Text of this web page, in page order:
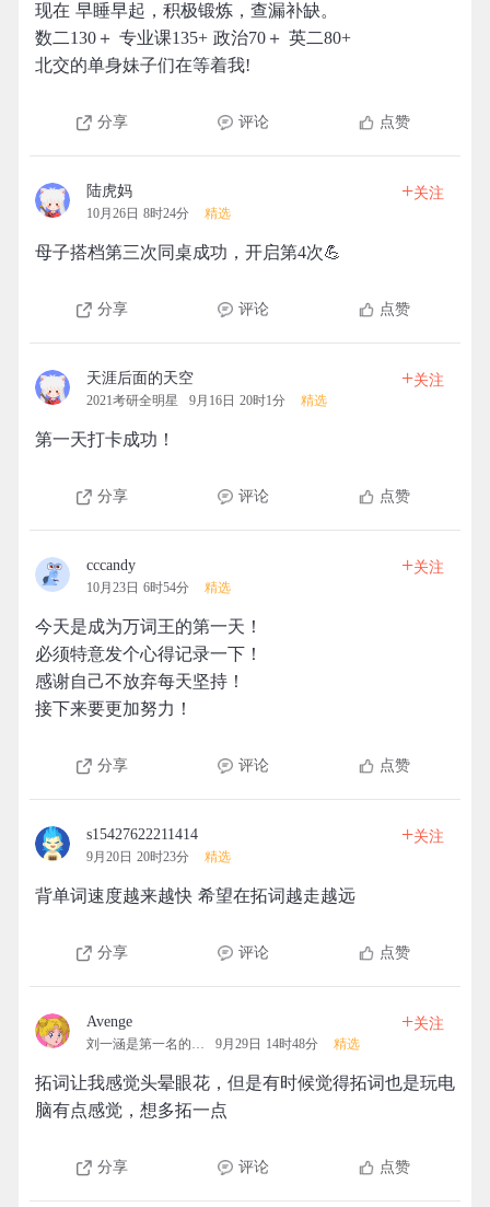
现在 早睡早起，积极锻炼，查漏补缺。
数二130＋ 专业课135+ 政治70＋ 英二80+
北交的单身妹子们在等着我!
分享 评论 点赞
陆虎妈
10月26日 8时24分 精选
+关注
母子搭档第三次同桌成功，开启第4次💪
分享 评论 点赞
天涯后面的天空
2021考研全明星 9月16日 20时1分 精选
+关注
第一天打卡成功！
分享 评论 点赞
cccandy
10月23日 6时54分 精选
+关注
今天是成为万词王的第一天！
必须特意发个心得记录一下！
感谢自己不放弃每天坚持！
接下来要更加努力！
分享 评论 点赞
s15427622211414
9月20日 20时23分 精选
+关注
背单词速度越来越快 希望在拓词越走越远
分享 评论 点赞
Avenge
刘一涵是第一名的拓团 9月29日 14时48分 精选
+关注
拓词让我感觉头晕眼花，但是有时候觉得拓词也是玩电
脑有点感觉，想多拓一点
分享 评论 点赞